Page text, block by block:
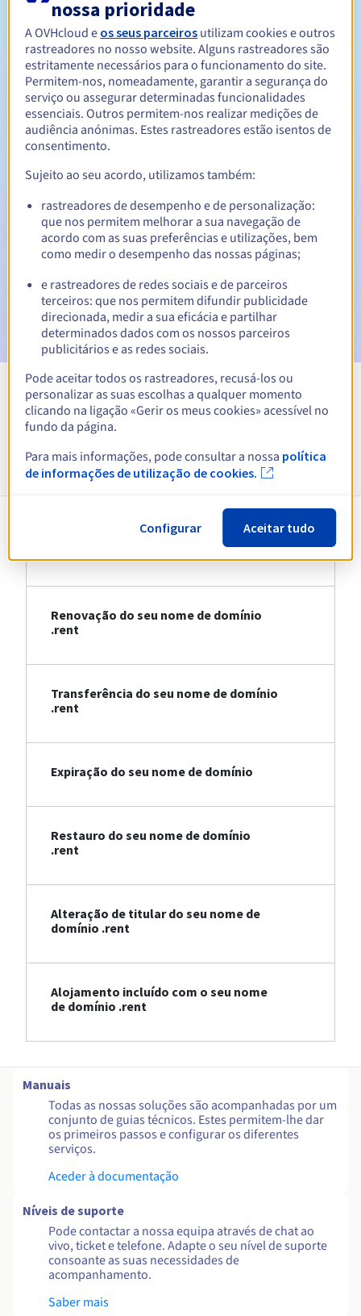
Período de renovação Entre 1 e 10 anos
Período de redenção 30 dias
Notificações automáticas:
E-mails de aviso: 60, 30, 15, 7 e 3 dias antes da data de
expiração
E-mail no dia da expiraçãopara notificar a suspensão do
E-mail após o Redemption Grace Period para notificar a
eliminação do nome de domínio
Ver todas as extensões
Informações sobre .rent
Registo do seu nome de domínio .rent
Renovação do seu nome de domínio
.rent
Transferência do seu nome de domínio
.rent
Expiração do seu nome de domínio
Restauro do seu nome de domínio
.rent
Alteração de titular do seu nome de
domínio .rent
Alojamento incluído com o seu nome
de domínio .rent
Manuais
Todas as nossas soluções são acompanhadas por um
conjunto de guias técnicos. Estes permitem-lhe dar
os primeiros passos e configurar os diferentes
serviços.
Aceder à documentação
Níveis de suporte
Pode contactar a nossa equipa através de chat ao
vivo, ticket e telefone. Adapte o seu nível de suporte
consoante as suas necessidades de
acompanhamento.
Saber mais
nossa prioridade
A OVHcloud e os seus parceiros utilizam cookies e outros
rastreadores no nosso website. Alguns rastreadores são
estritamente necessários para o funcionamento do site.
Permitem-nos, nomeadamente, garantir a segurança do
serviço ou assegurar determinadas funcionalidades
essenciais. Outros permitem-nos realizar medições de
audiência anónimas. Estes rastreadores estão isentos de
consentimento.
Sujeito ao seu acordo, utilizamos também:
rastreadores de desempenho e de personalização:
que nos permitem melhorar a sua navegação de
acordo com as suas preferências e utilizações, bem
como medir o desempenho das nossas páginas;
e rastreadores de redes sociais e de parceiros
terceiros: que nos permitem difundir publicidade
direcionada, medir a sua eficácia e partilhar
determinados dados com os nossos parceiros
publicitários e as redes sociais.
Pode aceitar todos os rastreadores, recusá-los ou
personalizar as suas escolhas a qualquer momento
clicando na ligação «Gerir os meus cookies» acessível no
fundo da página.
Para mais informações, pode consultar a nossa política
de informações de utilização de cookies.
Configurar Aceitar tudo